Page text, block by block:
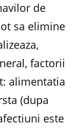
de
sa elimine
factorii
alimentatia
(dupa
este